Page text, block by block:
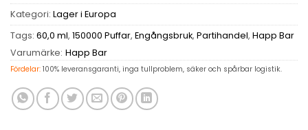
Kategori: Lager i Europa
Tags: 60,0 ml, 150000 Puffar, Engångsbruk, Partihandel, Happ Bar
Varumärke: Happ Bar
Fördelar: 100% leveransgaranti, inga tullproblem, säker och spårbar logistik.